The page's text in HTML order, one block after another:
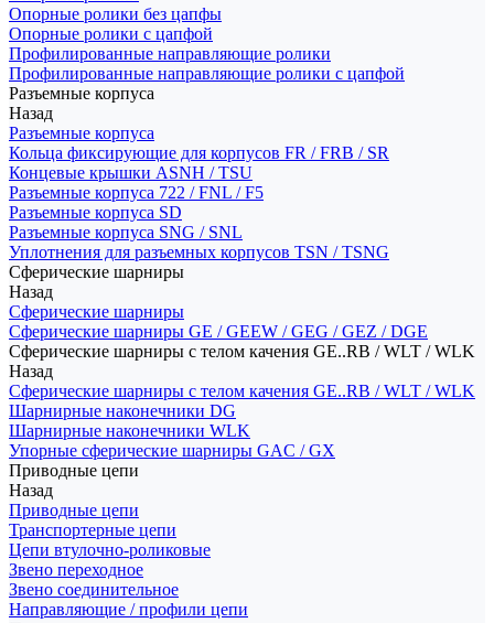
Опорные ролики без цапфы
Опорные ролики с цапфой
Профилированные направляющие ролики
Профилированные направляющие ролики с цапфой
Разъемные корпуса
Назад
Разъемные корпуса
Кольца фиксирующие для корпусов FR / FRB / SR
Концевые крышки ASNH / TSU
Разъемные корпуса 722 / FNL / F5
Разъемные корпуса SD
Разъемные корпуса SNG / SNL
Уплотнения для разъемных корпусов TSN / TSNG
Сферические шарниры
Назад
Сферические шарниры
Сферические шарниры GE / GEEW / GEG / GEZ / DGE
Сферические шарниры с телом качения GE..RB / WLT / WLK
Назад
Сферические шарниры с телом качения GE..RB / WLT / WLK
Шарнирные наконечники DG
Шарнирные наконечники WLK
Упорные сферические шарниры GAC / GX
Приводные цепи
Назад
Приводные цепи
Транспортерные цепи
Цепи втулочно-роликовые
Звено переходное
Звено соединительное
Направляющие / профили цепи